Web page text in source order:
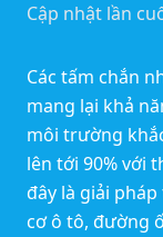
Cập nhật lần
Các tấm chắn
mang lại khả
môi trường
lên tới 90% với
đây là giải
cơ ô tô, đường